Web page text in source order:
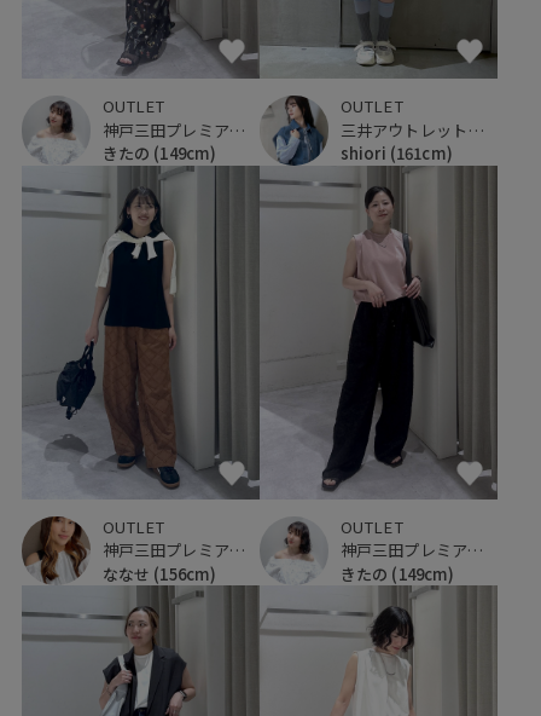
OUTLET
神戸三田プレミアム・アウトレット
きたの (149cm)
OUTLET
三井アウトレットパーク 横浜ベイサイド
shiori (161cm)
OUTLET
神戸三田プレミアム・アウトレット
ななせ (156cm)
OUTLET
神戸三田プレミアム・アウトレット
きたの (149cm)